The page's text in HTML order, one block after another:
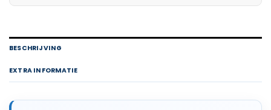
BESCHRIJVING
EXTRA INFORMATIE